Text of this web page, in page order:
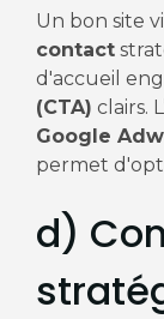
Un bon site
contact
d'accueil
(CTA) clairs.
Google
permet
d)